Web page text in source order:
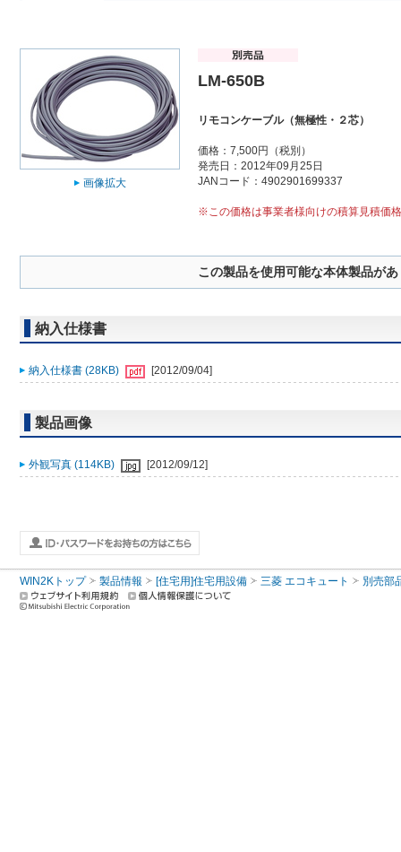
画像拡大
LM-650B
リモコンケーブル（無極性・２芯）
価格：7,500円（税別）
発売日：2012年09月25日
JANコード：4902901699337
※この価格は事業者様向けの積算見積価
この製品を使用可能な本体製品が
納入仕様書
納入仕様書 (28KB) [2012/09/04]
製品画像
外観写真 (114KB) [2012/09/12]
WIN2Kトップ 製品情報 [住宅用]住宅用設備 三菱 エコキュート 別売部